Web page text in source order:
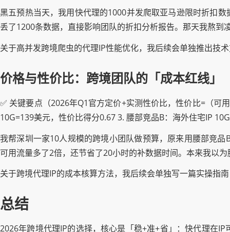
黑五预热当天，我用快代理的1000并发爬取亚马逊限时折扣
丢了1200条数据，直接影响团队的折扣分析报告。那天我熬
关于高并发跨境爬虫的代理IP性能优化，我后续会单独推出技
价格与性价比：跨境团队的「成本红线」
✅ 关键要点（2026年Q1官方定价+实测性价比，性价比=（可
10G=139美元，性价比得分0.67 3. 腰部竞品B：海外住宅IP
我帮深圳一家10人规模的跨境小团队做预算，原来用腰部竞
可用流量多了2倍，还节省了20小时的补数据时间。本来我以
关于跨境代理IP的成本核算方法，我后续会单独写一篇实操指
总结
2026年跨境代理IP的选择，核心是「稳+准+省」：快代理在